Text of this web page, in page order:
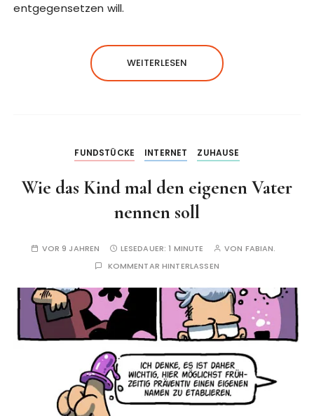
entgegensetzen will.
WEITERLESEN
FUNDSTÜCKE INTERNET ZUHAUSE
Wie das Kind mal den eigenen Vater
nennen soll
VOR 9 JAHREN LESEDAUER:1 MINUTE VON FABIAN.
KOMMENTAR HINTERLASSEN